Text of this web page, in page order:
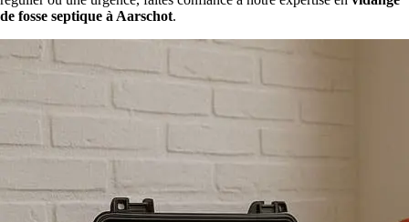
de fosse septique à Aarschot.